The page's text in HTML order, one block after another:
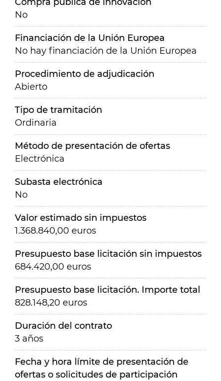
No
Financiación de la Unión Europea
No hay financiación de la Unión Europea
Procedimiento de adjudicación
Abierto
Tipo de tramitación
Ordinaria
Método de presentación de ofertas
Electrónica
Subasta electrónica
No
Valor estimado sin impuestos
1.368.840,00 euros
Presupuesto base licitación sin impuestos
684.420,00 euros
Presupuesto base licitación. Importe total
828.148,20 euros
Duración del contrato
3 años
Fecha y hora límite de presentación de
ofertas o solicitudes de participación